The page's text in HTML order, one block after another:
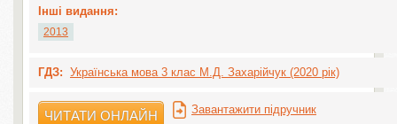
Інші видання:
2013
ГДЗ: Українська мова 3 клас М.Д. Захарійчук (2020 рік)
ЧИТАТИ ОНЛАЙН Завантажити підручник